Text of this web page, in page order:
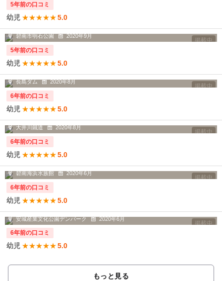
5年前の口コミ
幼児 ★★★★★5.0
掲載中
以前、軽食のお店があったスペースに...
碧南市明石公園 2020年9月
5年前の口コミ
幼児 ★★★★★5.0
掲載中
南アルプスアプトラインに乗りました...
長島ダム 2020年8月
6年前の口コミ
幼児 ★★★★★5.0
掲載中
トーマス号に乗りに行きました🚃先日...
大井川鐵道 2020年8月
6年前の口コミ
幼児 ★★★★★5.0
掲載中
水族館を一巡りしてから隣りの臨海公園へ♪
碧南海浜水族館 2020年6月
6年前の口コミ
幼児 ★★★★★5.0
掲載中
コロナ禍でもソーシャルディスタンス...
安城産業文化公園デンパーク 2020年6月
6年前の口コミ
幼児 ★★★★★5.0
もっと見る